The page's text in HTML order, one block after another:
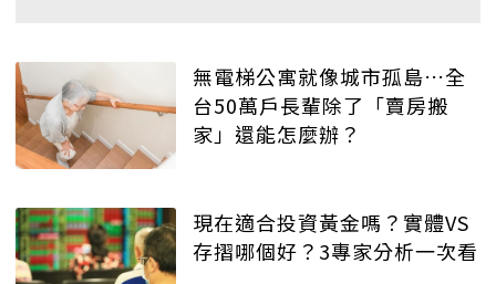
無電梯公寓就像城市孤島…全
台50萬戶長輩除了「賣房搬
家」還能怎麼辦？
現在適合投資黃金嗎？實體VS
存摺哪個好？3專家分析一次看